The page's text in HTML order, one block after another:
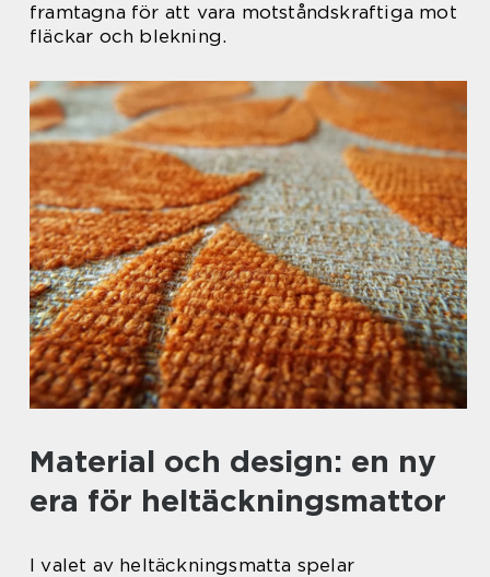
framtagna för att vara motståndskraftiga mot
fläckar och blekning.
Material och design: en ny
era för heltäckningsmattor
I valet av heltäckningsmatta spelar